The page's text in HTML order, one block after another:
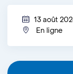
13 août
En ligne